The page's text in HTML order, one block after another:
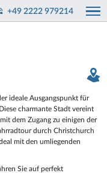
+49 2222 979214
ideale Ausgangspunkt für
charmante Stadt vereint
dem Zugang zu einigen der
durch Christchurch
mit den umliegenden
Sie auf perfekt